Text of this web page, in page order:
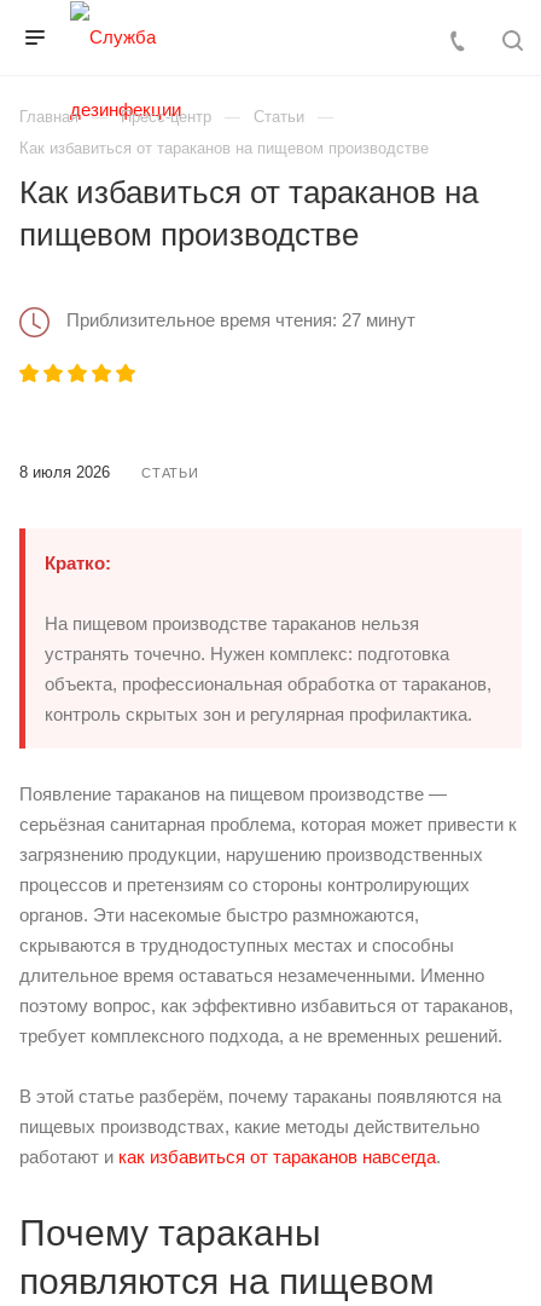
Главная Пресс-центр
Статьи
Как избавиться от тараканов на пищевом производстве
Как избавиться от тараканов на
пищевом производстве
Приблизительное время чтения: 27 минут
8 июля 2026 СТАТЬИ
Кратко:
На пищевом производстве тараканов нельзя
устранять точечно. Нужен комплекс: подготовка
объекта, профессиональная обработка от тараканов,
контроль скрытых зон и регулярная профилактика.
Появление тараканов на пищевом производстве —
серьёзная санитарная проблема, которая может привести к
загрязнению продукции, нарушению производственных
процессов и претензиям со стороны контролирующих
органов. Эти насекомые быстро размножаются,
скрываются в труднодоступных местах и способны
длительное время оставаться незамеченными. Именно
поэтому вопрос, как эффективно избавиться от тараканов,
требует комплексного подхода, а не временных решений.
В этой статье разберём, почему тараканы появляются на
пищевых производствах, какие методы действительно
работают и как избавиться от тараканов навсегда.
Почему тараканы
появляются на пищевом